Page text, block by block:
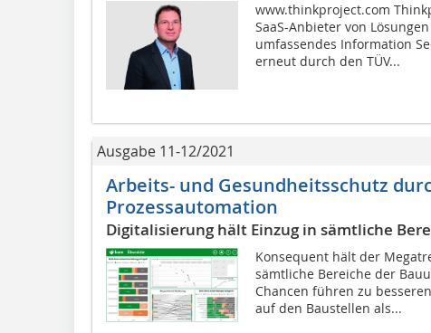
www.thinkproject.com
SaaS-Anbieter von
umfassendes Information
erneut durch den TÜV...
Ausgabe 11-12/2021
Arbeits- und Gesundheitsschutz
Prozessautomation
Digitalisierung hält Einzug in sämtliche
Konsequent hält der
sämtliche Bereiche der
Chancen führen zu
auf den Baustellen als...